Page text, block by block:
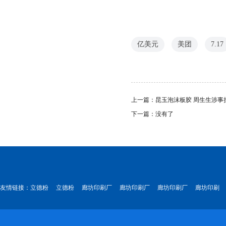
亿美元 美团 7.17
上一篇： 昆玉泡沫板胶 周生生涉
下一篇：没有了
友情链接： 立德粉 立德粉 廊坊印刷厂 廊坊印刷厂 廊坊印刷厂 廊坊印刷